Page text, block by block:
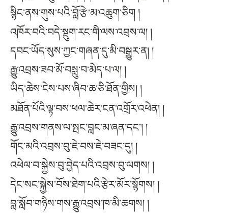
སྙིང་ནས་གུས་པའི་བློ་རྩེ་མ་འཆུག་ཅིག །
འཁོར་བའི་བདེ་སྡུག་རང་གི་ལས་འབྲས་ལ། །
དབང་ཡོད་སུས་ཀྱང་གཞན་དུ་མི་བསྒྱུར་ན། །
རྒྱུ་འབྲས་ཟབ་མོ་བསླུ་བ་མེད་པ་ལ། །
ཡིད་ཆེས་ངེས་པས་ཞིབ་ཆ་ཅི་ཐོན་གྱིས། །
མཐོན་པོའི་ལྟ་བས་ཕལ་ཆེར་ངན་འགྲོར་འཕེན། །
རྒྱུ་འབྲས་གནས་ལ་སྤང་བླང་མ་ཞན་དང༌། །
གོང་མའི་འབྲས་བུ་ཇེ་བས་ཇེ་བཟང་དུ། །
འཕེལ་བ་སྐྱེས་བུ་བྱེད་པའི་འབྲས་བུ་ལགས། །
དེང་སང་སྐྱེས་བོས་ཐེག་པའི་རྩེར་མོར་སྙོགས། །
བླ་སློབ་གཉིས་གས་རྒྱུ་འབྲས་ཁ་མི་ཆགས། །